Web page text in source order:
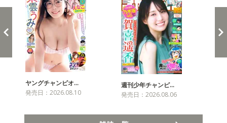
ヤングチャンピオ…
発売日：2026.08.10
週刊少年チャンピ…
発売日：2026.08.06